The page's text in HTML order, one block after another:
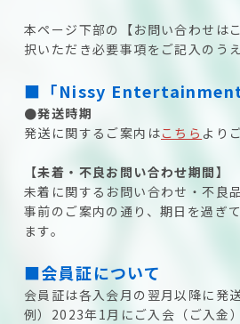
本ページ下部の【お問い合わせは
択いただき必要事項をご記入のう
■「Nissy Entertainment
●発送時期
発送に関するご案内はこちら より
【未着・不良お問い合わせ期間】
未着に関するお問い合わせ・不良
事前のご案内の通り、期日を過ぎ
ます。
■会員証について
会員証は各入会月の翌月以降に発
例）2023年1月にご入会（ご入金